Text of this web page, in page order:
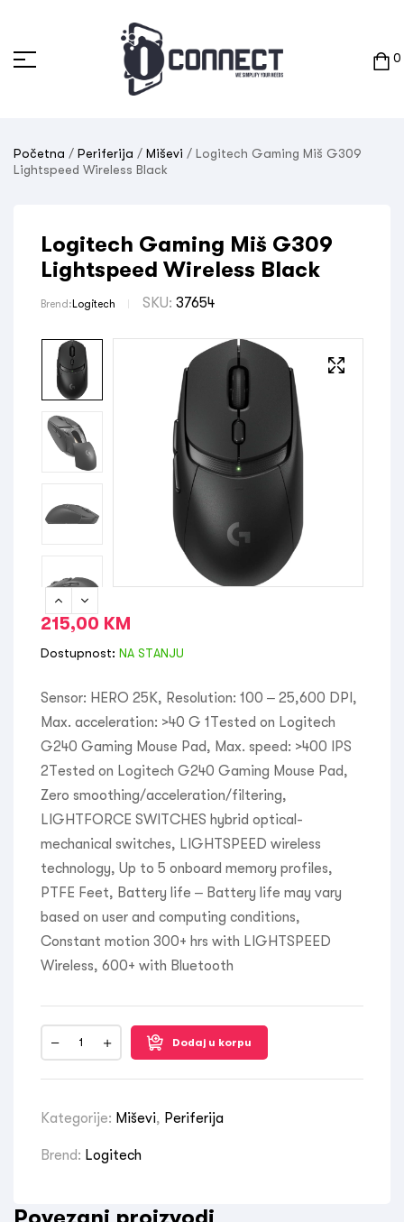
0
Početna / Periferija / Miševi / Logitech Gaming Miš G309
Lightspeed Wireless Black
Logitech Gaming Miš G309
Lightspeed Wireless Black
Brend: Logitech SKU: 37654
215,00 KM
Dostupnost: NA STANJU
Sensor: HERO 25K, Resolution: 100 – 25,600 DPI,
Max. acceleration: >40 G 1Tested on Logitech
G240 Gaming Mouse Pad, Max. speed: >400 IPS
2Tested on Logitech G240 Gaming Mouse Pad,
Zero smoothing/acceleration/filtering,
LIGHTFORCE SWITCHES hybrid optical-
mechanical switches, LIGHTSPEED wireless
technology, Up to 5 onboard memory profiles,
PTFE Feet, Battery life – Battery life may vary
based on user and computing conditions,
Constant motion 300+ hrs with LIGHTSPEED
Wireless, 600+ with Bluetooth
Dodaj u korpu
Kategorije: Miševi, Periferija
Brend: Logitech
Povezani proizvodi